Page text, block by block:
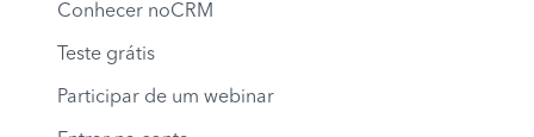
Conhecer noCRM
Teste grátis
Participar de um webinar